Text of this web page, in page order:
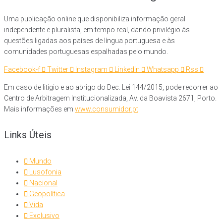
Uma publicação online que disponibiliza informação geral
independente e pluralista, em tempo real, dando privilégio às
questões ligadas aos países de língua portuguesa e às
comunidades portuguesas espalhadas pelo mundo.
Facebook-f Twitter Instagram Linkedin Whatsapp Rss
Em caso de litigio e ao abrigo do Dec. Lei 144/2015, pode recorrer ao
Centro de Arbitragem Institucionalizada, Av. da Boavista 2671, Porto.
Mais informações em www.consumidor.pt
Links Úteis
Mundo
Lusofonia
Nacional
Geopolítica
Vida
Exclusivo